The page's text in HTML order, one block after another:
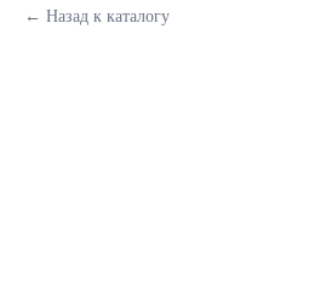
← Назад к каталогу